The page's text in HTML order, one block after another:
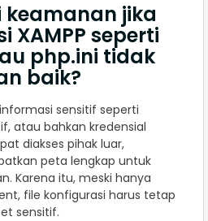
jika
XAMPP seperti
php.ini tidak
baik?
sensitif seperti
atau bahkan kredensial
diakses pihak luar,
peta lengkap untuk
Karena itu, meski hanya
file konfigurasi harus tetap
sensitif.